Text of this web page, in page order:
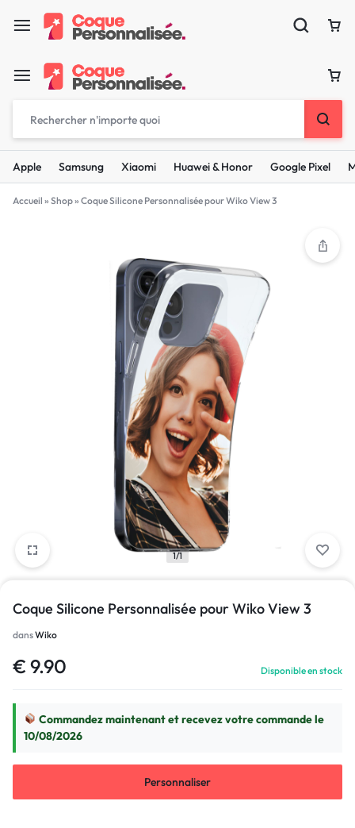
Apple Samsung Xiaomi Huawei & Honor Google Pixel
Accueil » Shop» Coque Silicone Personnalisée pour Wiko View 3
1/1
Coque Silicone Personnalisée pour Wiko View 3
dansWiko
€ 9.90 Disponible en stock
Commandez maintenant et recevez votre commande le
10/08/2026
Personnaliser